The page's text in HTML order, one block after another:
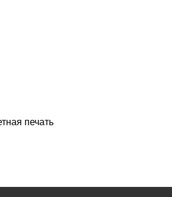
печать